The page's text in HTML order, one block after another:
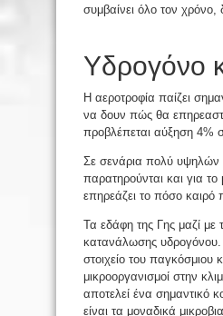
συμβαίνει όλο τον χρόνο,
Υδρογόνο
Η αεροτροφία παίζει
να δουν πώς θα
προβλέπεται αύξηση 4%
Σε σενάρια πολύ υψηλών
παρατηρούνται και για το
επηρεάζει το πόσο καιρό
Τα εδάφη της Γης μαζί με
κατανάλωσης υδρογόνου.
στοιχείο του
μικροοργανισμοί στην
αποτελεί ένα σημαντικό
είναι τα μοναδικά